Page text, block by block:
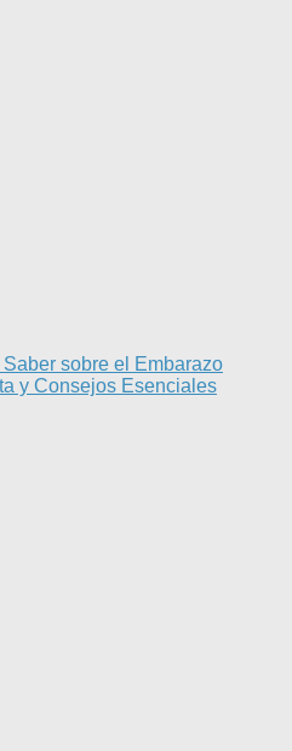
sobre el Embarazo
y Consejos Esenciales